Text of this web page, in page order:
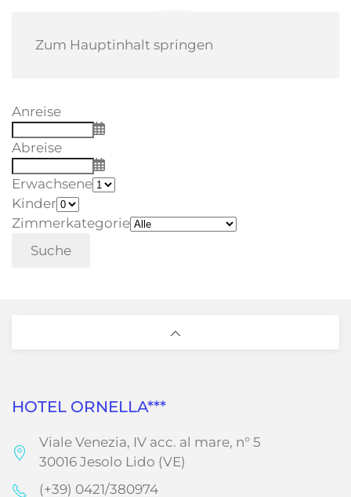
Zum Hauptinhalt springen
Anreise
Abreise
Erwachsene
Kinder
Zimmerkategorie
Suche
HOTEL ORNELLA***
Viale Venezia, IV acc. al mare, n° 5
30016 Jesolo Lido (VE)
(+39) 0421/380974